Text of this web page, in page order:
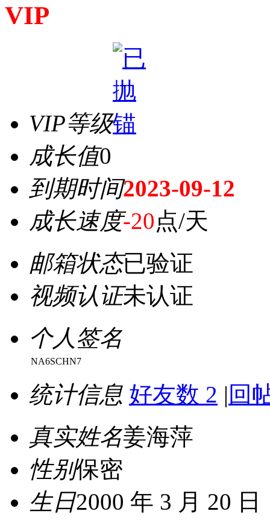
VIP
VIP等级
成长值0
到期时间2023-09-12
成长速度-20点/天
邮箱状态已验证
视频认证未认证
个人签名
NA6SCHN7
统计信息 好友数 2 | 回
真实姓名姜海萍
性别保密
生日2000 年 3 月 20 日